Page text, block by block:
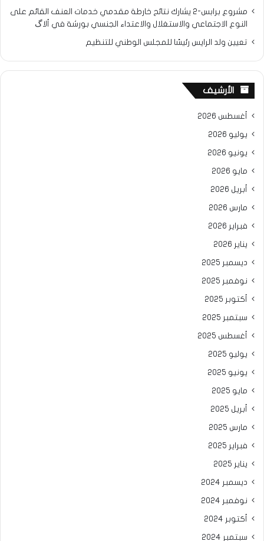
مشروع برابس-2 يشارك نتائح خارطة مقدمي خدمات العنف القائم على
النوع الاجتماعي والاستغلال والاعتداء الجنسي بورشة في ألاگ
تعيين ولد الرايس رئيسًا للمجلس الوطني للتنظيم
الأرشيف
أغسطس 2026
يوليو 2026
يونيو 2026
مايو 2026
أبريل 2026
مارس 2026
فبراير 2026
يناير 2026
ديسمبر 2025
نوفمبر 2025
أكتوبر 2025
سبتمبر 2025
أغسطس 2025
يوليو 2025
يونيو 2025
مايو 2025
أبريل 2025
مارس 2025
فبراير 2025
يناير 2025
ديسمبر 2024
نوفمبر 2024
أكتوبر 2024
سبتمبر 2024